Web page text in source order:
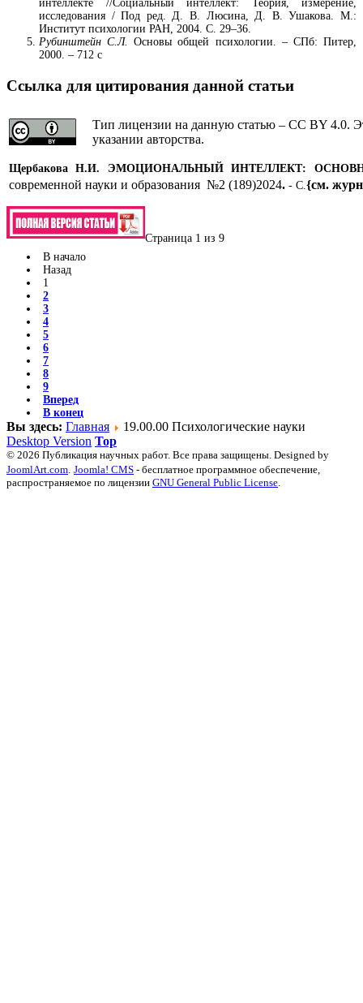
интеллекте //Социальный интеллект: Теория, измерение,
исследования / Под ред. Д. В. Люсина, Д. В. Ушакова. М.:
Институт психологии РАН, 2004. С. 29–36.
Рубинштейн С.Л. Основы общей психологии. – СПб: Питер,
2000. – 712 с
Ссылка для цитирования данной статьи
Тип лицензии на данную статью – CC BY 4.0.
указании авторства.
Щербакова Н.И. ЭМОЦИОНАЛЬНЫЙ ИНТЕЛЛЕКТ:
современной науки и образования №2 (189)2024. - С. {см.
Страница 1 из 9
В начало
Назад
1
2
3
4
5
6
7
8
9
Вперед
В конец
Вы здесь: Главная
19.00.00 Психологические науки
Desktop Version Top
© 2026 Публикация научных работ. Все права защищены. Designed by
JoomlArt.com Joomla! CMS - бесплатное программное обеспечение,
распространяемое по лицензии GNU General Public License